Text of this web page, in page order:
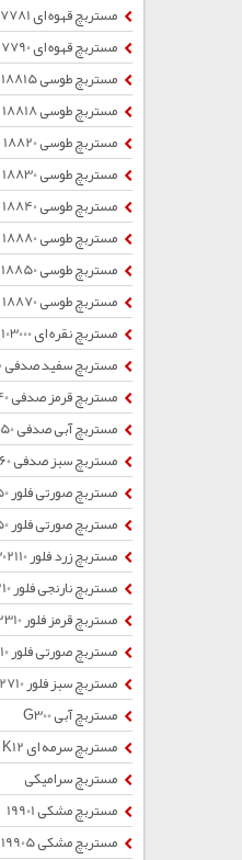
مستربچ قهوه ای 17781
مستربچ قهوه ای 17790
مستربچ طوسی 18815
مستربچ طوسی 18818
مستربچ طوسی 18820
مستربچ طوسی 18830
مستربچ طوسی 18840
مستربچ طوسی 18880
مستربچ طوسی 18850
مستربچ طوسی 18870
مستربچ نقره ای 103000
مستربچ سفید صدفی 201000
مستربچ قرمز صدفی 201440
مستربچ آبی صدفی 201550
مستربچ سبز صدفی 201660
مستربچ صورتی فلور 302450
مستربچ صورتی فلور 302550
مستربچ زرد فلور 302110
مستربچ نارنجی فلور 302210
مستربچ قرمز فلور 302310
مستربچ صورتی فلور 302410
مستربچ سبز فلور 302710
مستربچ آبی G300
مستربچ سرمه ای K12
مستربچ سرامیکی
مستربچ مشکی 19901
مستربچ مشکی 19905